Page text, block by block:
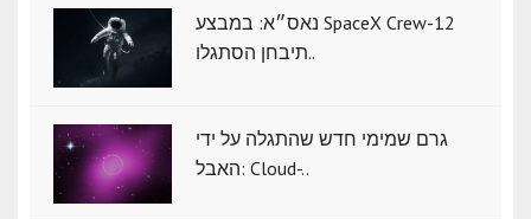
נאס״א: במבצע SpaceX Crew-12
תיבחן הסתגלו..
גרם שמימי חדש שהתגלה על ידי
האבל: Cloud-..